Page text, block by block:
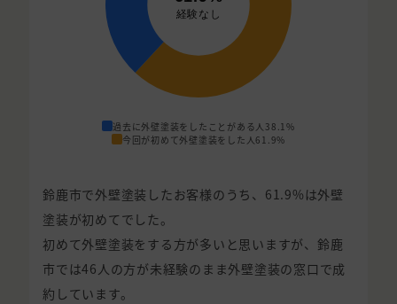
過去に外壁塗装をしたことがある人 38.1%
今回が初めて外壁塗装をした人61.9%
鈴鹿市で外壁塗装したお客様のうち、61.9%は外壁
塗装が初めてでした。
初めて外壁塗装をする方が多いと思いますが、鈴鹿
市では46人の方が未経験のまま外壁塗装の窓口で成
約しています。